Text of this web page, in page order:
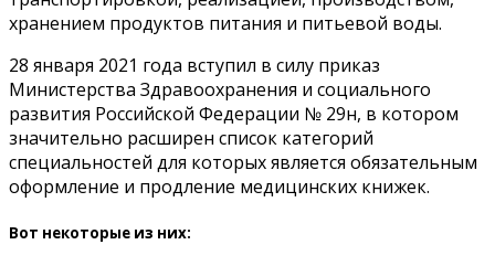
хранением продуктов питания и питьевой воды.
28 января 2021 года вступил в силу приказ
Министерства Здравоохранения и социального
развития Российской Федерации № 29н, в котором
значительно расширен список категорий
специальностей для которых является обязательным
оформление и продление медицинских книжек.
Вот некоторые из них: